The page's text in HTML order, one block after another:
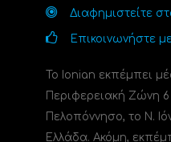
Διαφημιστείτε
Επικοινωνήστε
Το Ionian εκπέμπει
Περιφερειακή Ζώνη
Πελοπόννησο, το N.
Ελλάδα. Ακόμη,